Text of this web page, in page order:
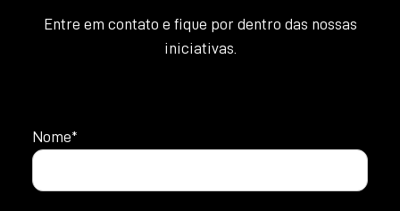
Entre em contato e fique por dentro das nossas
iniciativas.
Nome*